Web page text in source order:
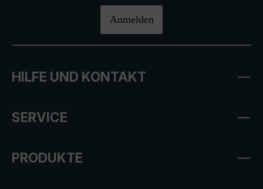
Anmelden
HILFE UND KONTAKT
SERVICE
PRODUKTE